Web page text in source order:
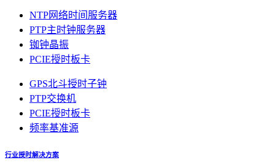
NTP网络时间服务器
PTP主时钟服务器
铷钟晶振
PCIE授时板卡
GPS北斗授时子钟
PTP交换机
PCIE授时板卡
频率基准源
行业授时解决方案